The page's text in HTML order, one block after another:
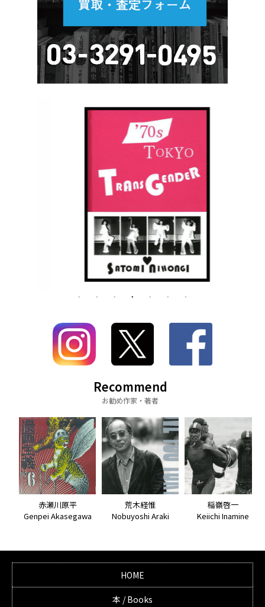
Recommend
お勧め作家・著者
赤瀬川原平
Genpei Akasegawa
荒木経惟
Nobuyoshi Araki
稲嶺啓一
Keiichi Inamine
HOME
本 / Books